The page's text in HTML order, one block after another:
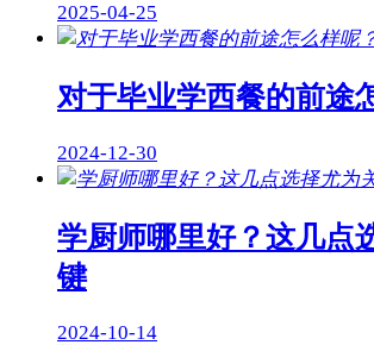
2025-04-25
对于毕业学西餐的前途
2024-12-30
学厨师哪里好？这几点
键
2024-10-14